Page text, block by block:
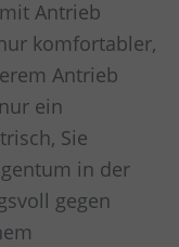
Antrieb
komfortabler,
Antrieb
ein
Sie
in der
gegen